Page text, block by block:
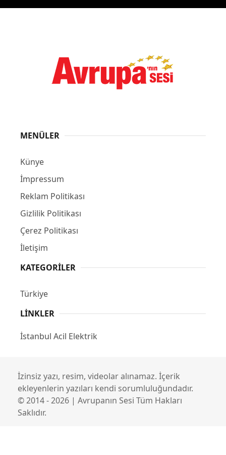
MENÜLER
Künye
İmpressum
Reklam Politikası
Gizlilik Politikası
Çerez Politikası
İletişim
KATEGORILER
Türkiye
LINKLER
İstanbul Acil Elektrik
İzinsiz yazı, resim, videolar alınamaz. İçerik
ekleyenlerin yazıları kendi sorumluluğundadır.
© 2014 - 2026 | Avrupanın Sesi Tüm Hakları
Saklıdır.